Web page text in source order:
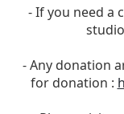
- If you need a
- Any donation
for donation :